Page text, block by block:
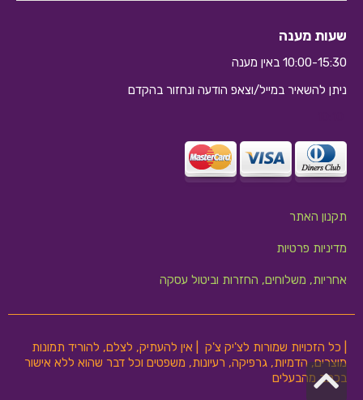
שעות מענה
10:00-15:30 באין מענה
ניתן להשאיר במייל/וצאפ הודעה ונחזור בהקדם
תקנון האתר
מדיניות פרטיות
אחריות, משלוחים, החזרות וביטול עסקה
| כל הזכויות שמורות לצ'יק צ'ק | אין להעתיק, לצלם, להוריד תמונות
מוצרים, הדמיות, גרפיקה, רעיונות, משפטים וכל דבר שהוא ללא אישור
בכתב מהבעלים
גלילה